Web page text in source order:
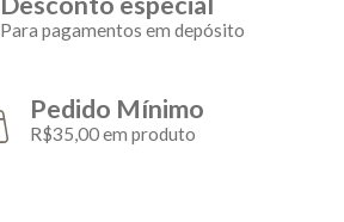
Para pagamentos em depósito
Pedido Mínimo
R$35,00 em produto